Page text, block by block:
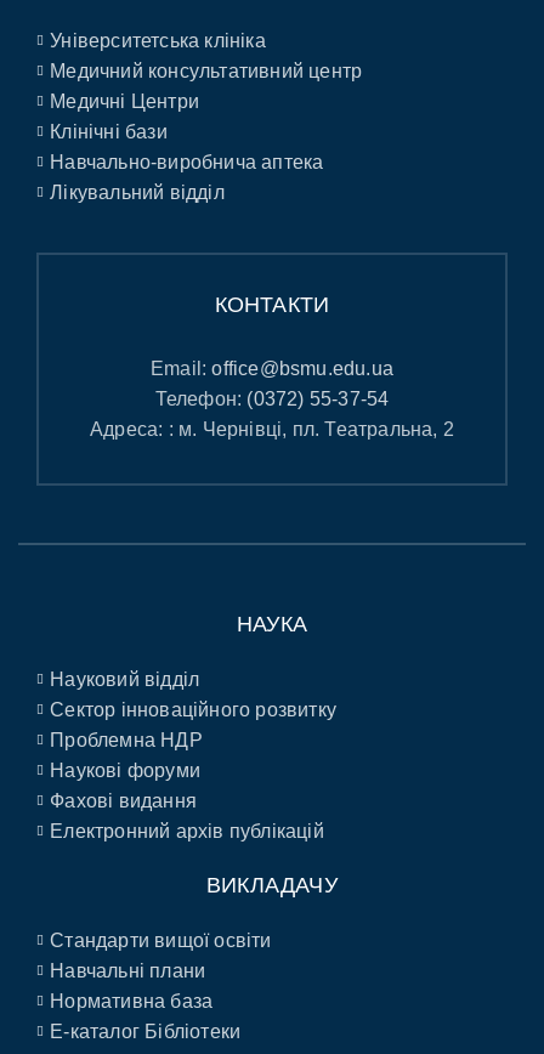
Університетська клініка
Медичний консультативний центр
Медичні Центри
Клінічні бази
Навчально-виробнича аптека
Лікувальний відділ
КОНТАКТИ
Email:office@bsmu.edu.ua
Телефон: (0372) 55-37-54
Адреса: : м. Чернівці, пл. Театральна, 2
НАУКА
Науковий відділ
Сектор інноваційного розвитку
Проблемна НДР
Наукові форуми
Фахові видання
Електронний архів публікацій
ВИКЛАДАЧУ
Стандарти вищої освіти
Навчальні плани
Нормативна база
E-каталог Бібліотеки